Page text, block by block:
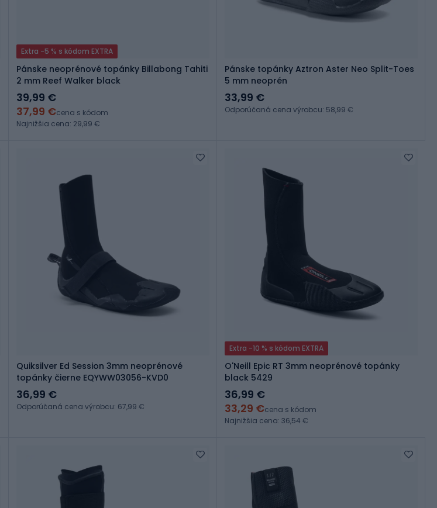
Extra -5 % s kódom EXTRA
Pánske neoprénové topánky Billabong Tahiti
2 mm Reef Walker black
39,99 €
37,99 €cena s kódom
Najnižšia cena: 29,99 €
Pánske topánky Aztron Aster Neo Split-Toes
5 mm neoprén
33,99 €
Odporúčaná cena výrobcu: 58,99 €
Quiksilver Ed Session 3mm neoprénové
topánky čierne EQYWW03056-KVD0
36,99 €
Odporúčaná cena výrobcu: 67,99 €
Extra -10 % s kódom EXTRA
O'Neill Epic RT 3mm neoprénové topánky
black 5429
36,99 €
33,29 €cena s kódom
Najnižšia cena: 36,54 €